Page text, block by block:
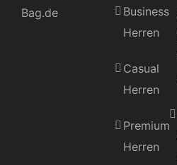
Bag.de
Business
Herren
Casual
Herren
Premium
Herren